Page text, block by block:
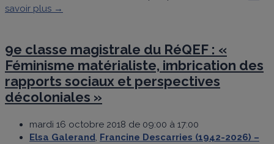
savoir plus →
9e classe magistrale du RéQEF : «
Féminisme matérialiste, imbrication des
rapports sociaux et perspectives
décoloniales »
mardi 16 octobre 2018 de 09:00 à 17:00
Elsa Galerand, Francine Descarries (1942-2026) –